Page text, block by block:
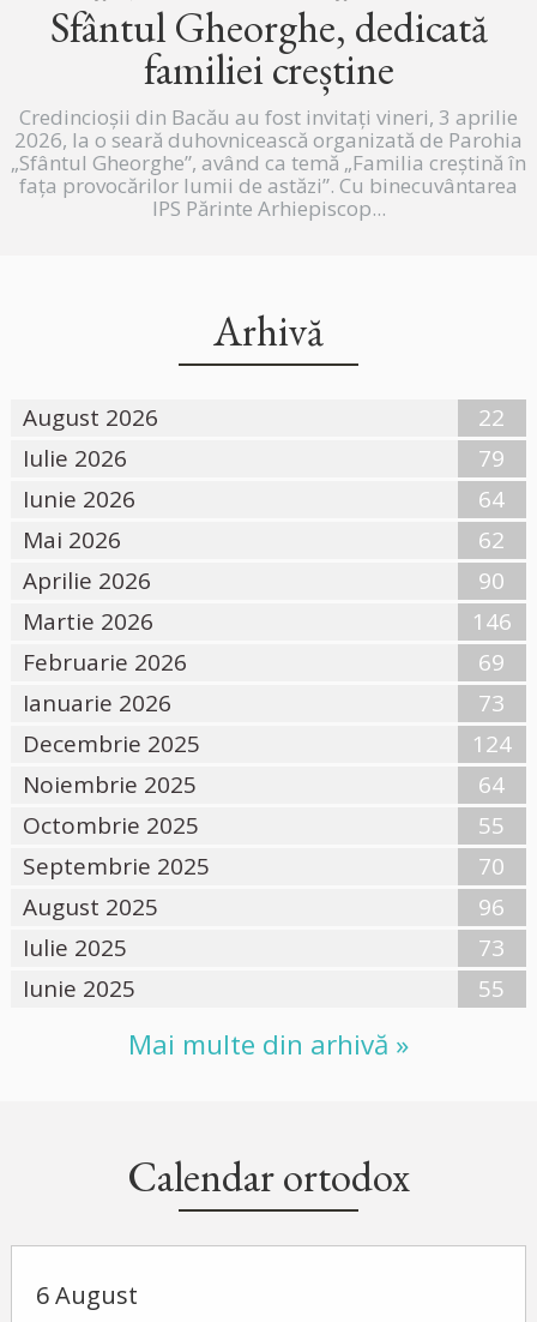
Sfântul Gheorghe, dedicată
familiei creștine
Credincioșii din Bacău au fost invitați vineri, 3 aprilie
2026, la o seară duhovnicească organizată de Parohia
„Sfântul Gheorghe”, având ca temă „Familia creștină în
fața provocărilor lumii de astăzi”. Cu binecuvântarea
IPS Părinte Arhiepiscop...
Arhivă
August 2026
22
Iulie 2026
79
Iunie 2026
64
Mai 2026
62
Aprilie 2026
90
Martie 2026
146
Februarie 2026
69
Ianuarie 2026
73
Decembrie 2025
124
Noiembrie 2025
64
Octombrie 2025
55
Septembrie 2025
70
August 2025
96
Iulie 2025
73
Iunie 2025
55
Mai multe din arhivă »
Calendar ortodox
6 August